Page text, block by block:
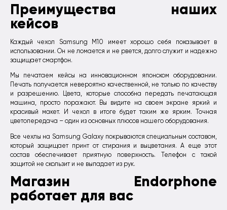
Преимущества наших
кейсов
Каждый чехол Samsung M10 имеет хорошо себя показывает в
использовании. Он не ломается и не рвется, долго служит и надежно
защищает смартфон.
Мы печатаем кейсы на инновационном японском оборудовании.
Печать получается невероятно качественной, не только по качеству
и разрешению. Цвета, которые способна передать печатающая
машина, просто поражают. Вы видите на своем экране яркий и
красивый макет. И чехол в итоге будет таким же ярким. Точная
цветопередача – один из основных плюсов нашего оборудования.
Все чехлы на Samsung Galaxy покрываются специальным составом,
который защищает принт от стирания и выцветания. А еще этот
состав обеспечивает приятную поверхность. Телефон с такой
защитой не скользит и не выпадает из рук.
Магазин Endorphone
работает для вас